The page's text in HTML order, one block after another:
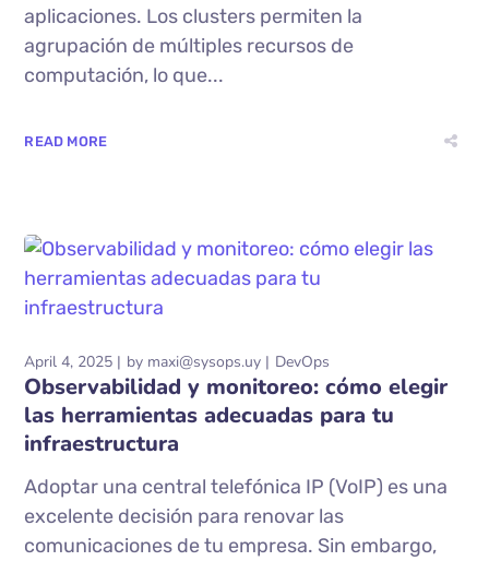
aplicaciones. Los clusters permiten la
agrupación de múltiples recursos de
computación, lo que...
READ MORE
April 4, 2025 by maxi@sysops.uy DevOps
Observabilidad y monitoreo: cómo elegir
las herramientas adecuadas para tu
infraestructura
Adoptar una central telefónica IP (VoIP) es una
excelente decisión para renovar las
comunicaciones de tu empresa. Sin embargo,